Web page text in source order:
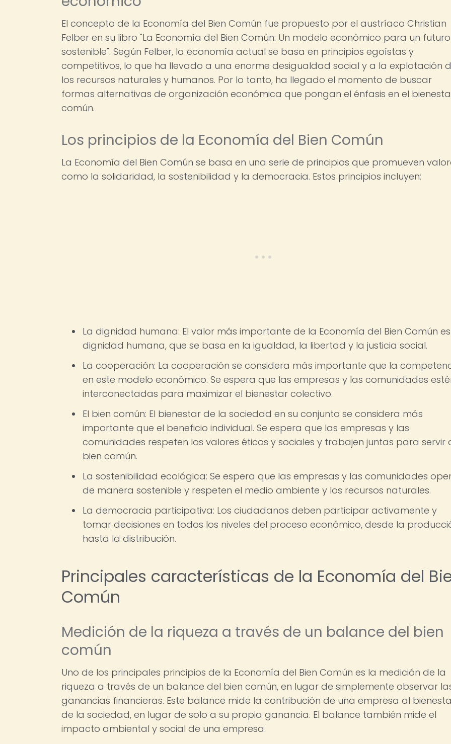
El concepto de la Economía del Bien Común fue propuesto por el austríaco Christian
Felber en su libro "La Economía del Bien Común: Un modelo económico para un futuro
sostenible". Según Felber, la economía actual se basa en principios egoístas y
competitivos, lo que ha llevado a una enorme desigualdad social y a la explotación
los recursos naturales y humanos. Por lo tanto, ha llegado el momento de buscar
formas alternativas de organización económica que pongan el énfasis en el
común.
Los principios de la Economía del Bien Común
La Economía del Bien Común se basa en una serie de principios que promueven
como la solidaridad, la sostenibilidad y la democracia. Estos principios incluyen:
La dignidad humana: El valor más importante de la Economía del Bien Común
dignidad humana, que se basa en la igualdad, la libertad y la justicia social.
La cooperación: La cooperación se considera más importante que la
en este modelo económico. Se espera que las empresas y las comunidades
interconectadas para maximizar el bienestar colectivo.
El bien común: El bienestar de la sociedad en su conjunto se considera más
importante que el beneficio individual. Se espera que las empresas y las
comunidades respeten los valores éticos y sociales y trabajen juntas para servir
bien común.
La sostenibilidad ecológica: Se espera que las empresas y las comunidades
de manera sostenible y respeten el medio ambiente y los recursos naturales.
La democracia participativa: Los ciudadanos deben participar activamente y
tomar decisiones en todos los niveles del proceso económico, desde la
hasta la distribución.
Principales características de la Economía del
Común
Medición de la riqueza a través de un balance del bien
común
Uno de los principales principios de la Economía del Bien Común es la medición de la
riqueza a través de un balance del bien común, en lugar de simplemente observar
ganancias financieras. Este balance mide la contribución de una empresa al
de la sociedad, en lugar de solo a su propia ganancia. El balance también mide el
impacto ambiental y social de una empresa.